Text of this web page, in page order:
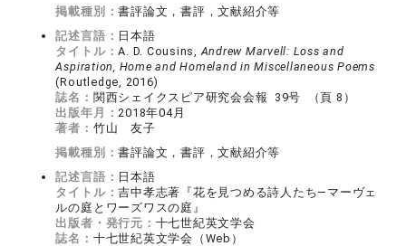
掲載種別：書評論文，書評，文献紹介等
記述言語： 日本語
タイトル：A. D. Cousins,Andrew Marvell: Loss and
Aspiration, Home and Homeland in Miscellaneous Poems
(Routledge, 2016)
誌名： 関西シェイクスピア研究会会報 39号 （頁 8）
出版年月：2018年04月
著者： 竹山 友子
掲載種別：書評論文，書評，文献紹介等
記述言語： 日本語
タイトル：吉中孝志著『花を見つめる詩人たち―マーヴェ
ルの庭とワーズワスの庭』
出版者・発行元： 十七世紀英文学会
誌名： 十七世紀英文学会（Web）